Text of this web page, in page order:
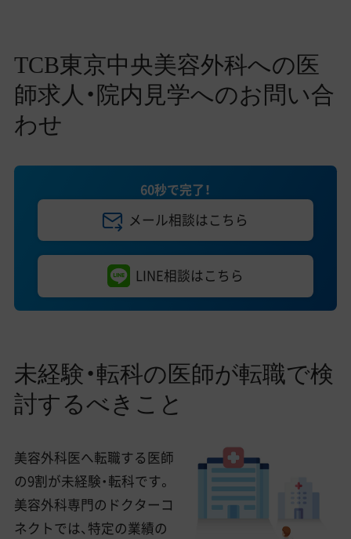
TCB東京中央美容外科への医
師求人・院内見学へのお問い合
わせ
60秒で完了！
メール相談はこちら
LINE相談はこちら
未経験・転科の医師が転職で検
討するべきこと
美容外科医へ転職する医師
の9割が未経験・転科です。
美容外科専門のドクターコ
ネクトでは、特定の業績の